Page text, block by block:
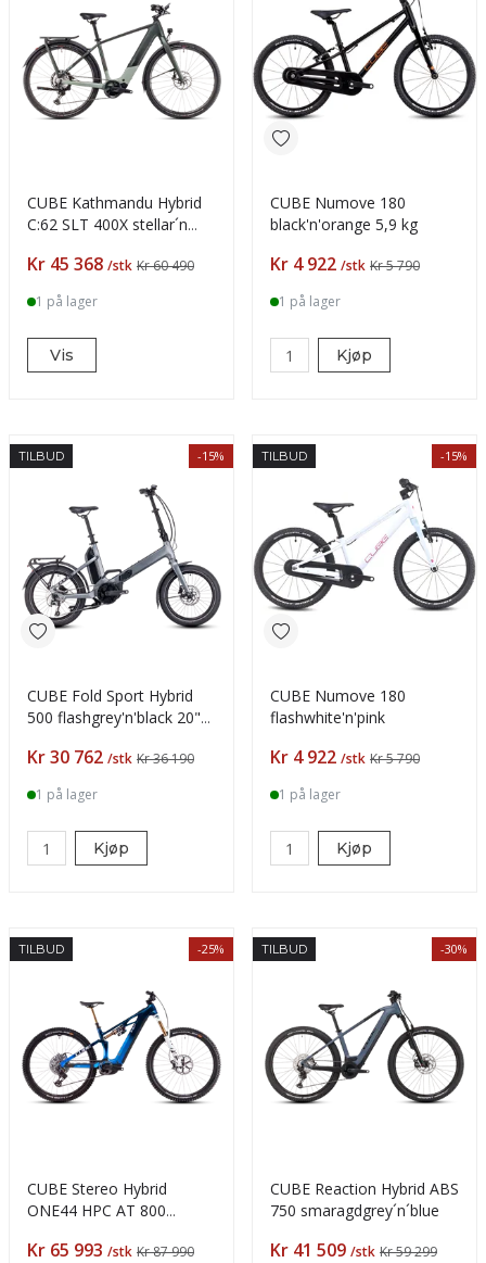
CUBE Kathmandu Hybrid
C:62 SLT 400X stellar´n
Pris
Kr 45 368 /stk Kr 60 490
1 på lager
Vis
CUBE Numove 180
black'n'orange 5,9 kg
Pris
Kr 4 922 /stk Kr 5 790
1 på lager
Kjøp
TILBUD -15%
CUBE Fold Sport Hybrid
500 flashgrey'n'black 20"
Pris
Kr 30 762 /stk Kr 36 190
1 på lager
Kjøp
TILBUD -15%
CUBE Numove 180
flashwhite'n'pink
Pris
Kr 4 922 /stk Kr 5 790
1 på lager
Kjøp
TILBUD -25%
CUBE Stereo Hybrid
ONE44 HPC AT 800
Pris
Kr 65 993 /stk Kr 87 990
TILBUD -30%
CUBE Reaction Hybrid ABS
750 smaragdgrey´n´blue
Pris
Kr 41 509 /stk Kr 59 299